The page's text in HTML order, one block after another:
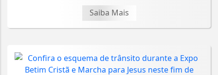
Saiba Mais